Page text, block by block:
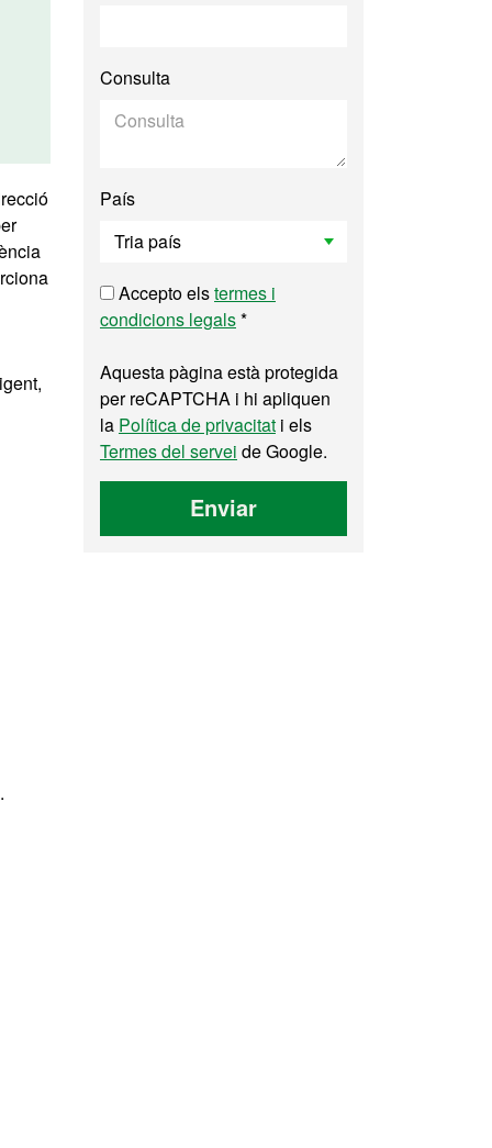
Consulta
País
Accepto elstermes i
condicions legals*
Aquesta pàgina està protegida
per reCAPTCHA i hi apliquen
la Política de privacitat i els
Termes del servei de Google.
Enviar